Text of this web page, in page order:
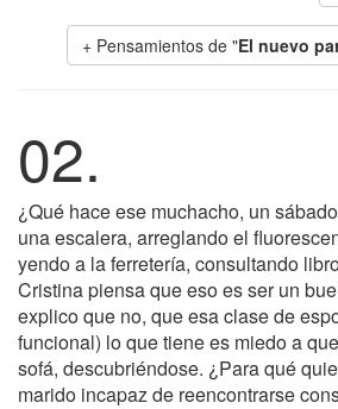
+ Pensamientos de "El nuevo
02.
¿Qué hace ese muchacho, un
una escalera, arreglando el
yendo a la ferretería, consultando
Cristina piensa que eso es ser un
explico que no, que esa clase de
funcional) lo que tiene es miedo a
sofá, descubriéndose. ¿Para qué
marido incapaz de reencontrarse